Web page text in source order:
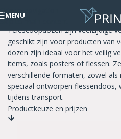
Skip to navigation
Skip to main content
MENU
Telescoopdozen
Telescoopdozen zijn veelzijdige
geschikt zijn voor producten van
dozen zijn ideaal voor het veilig
items, zoals posters of flessen.
verschillende formaten, zowel
speciaal ontworpen flessendoos,
tijdens transport.
Productkeuze en prijzen